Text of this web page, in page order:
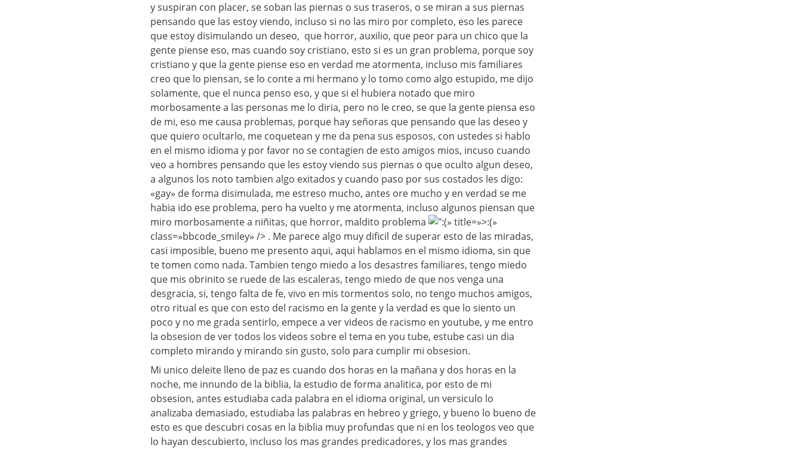
y suspiran con placer, se soban las piernas o sus traseros, o se miran a sus piernas
pensando que las estoy viendo, incluso si no las miro por completo, eso les parece
que estoy disimulando un deseo, que horror, auxilio, que peor para un chico que la
gente piense eso, mas cuando soy cristiano, esto si es un gran problema, porque soy
cristiano y que la gente piense eso en verdad me atormenta, incluso mis familiares
creo que lo piensan, se lo conte a mi hermano y lo tomo como algo estupido, me dijo
solamente, que el nunca penso eso, y que si el hubiera notado que miro
morbosamente a las personas me lo diria, pero no le creo, se que la gente piensa eso
de mi, eso me causa problemas, porque hay señoras que pensando que las deseo y
que quiero ocultarlo, me coquetean y me da pena sus esposos, con ustedes si hablo
en el mismo idioma y por favor no se contagien de esto amigos mios, incuso cuando
veo a hombres pensando que les estoy viendo sus piernas o que oculto algun deseo,
a algunos los noto tambien algo exitados y cuando paso por sus costados les digo:
«gay» de forma disimulada, me estreso mucho, antes ore mucho y en verdad se me
habia ido ese problema, pero ha vuelto y me atormenta, incluso algunos piensan que
miro morbosamente a niñitas, que horror, maldito problema
:(» title=»>:(»
class=»bbcode_smiley» /> . Me parece algo muy dificil de superar esto de las miradas,
casi imposible, bueno me presento aqui, aqui hablamos en el mismo idioma, sin que
te tomen como nada. Tambien tengo miedo a los desastres familiares, tengo miedo
que mis obrinito se ruede de las escaleras, tengo miedo de que nos venga una
desgracia, si, tengo falta de fe, vivo en mis tormentos solo, no tengo muchos amigos,
otro ritual es que con esto del racismo en la gente y la verdad es que lo siento un
poco y no me grada sentirlo, empece a ver videos de racismo en youtube, y me entro
la obsesion de ver todos los videos sobre el tema en you tube, estube casi un dia
completo mirando y mirando sin gusto, solo para cumplir mi obsesion.
Mi unico deleite lleno de paz es cuando dos horas en la mañana y dos horas en la
noche, me innundo de la biblia, la estudio de forma analitica, por esto de mi
obsesion, antes estudiaba cada palabra en el idioma original, un versiculo lo
analizaba demasiado, estudiaba las palabras en hebreo y griego, y bueno lo bueno de
esto es que descubri cosas en la biblia muy profundas que ni en los teologos veo que
lo hayan descubierto, incluso los mas grandes predicadores, y los mas grandes